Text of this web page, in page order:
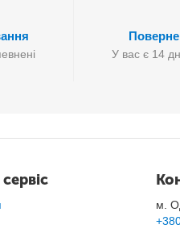
У вас є 14
м.